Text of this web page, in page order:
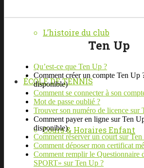
L’histoire du club
ÉCOLE DE TENNIS
Cours & Horaires Enfant
Ten Up
Qu’est-ce que Ten Up ?
Comment créer un compte Ten Up
disponible)
Comment se connecter à son
Mot de passe oublié ?
Trouver son numéro de licence sur
Comment payer en ligne sur Ten
disponible)
Comment réserver un court sur
Comment déposer mon certificat
Comment remplir le Questionnaire
SPORT» sur Ten Up ?